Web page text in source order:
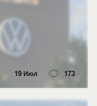
19 Июл 173